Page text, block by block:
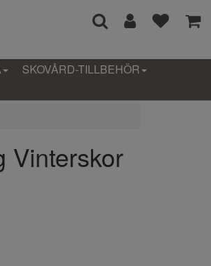
SKOVÅRD-TILLBEHÖR
Vinterskor